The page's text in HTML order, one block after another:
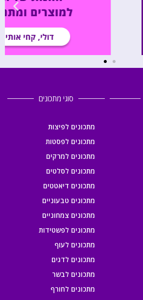
סוגי מתכונים
מתכונים לפיצות
מתכונים לפסטות
מתכונים למרקים
מתכונים לסלטים
מתכונים דיאטטים
מתכונים טבעוניים
מתכונים צמחוניים
מתכונים לפשטידות
מתכונים לעוף
מתכונים לדגים
מתכונים לבשר
מתכונים לחורף